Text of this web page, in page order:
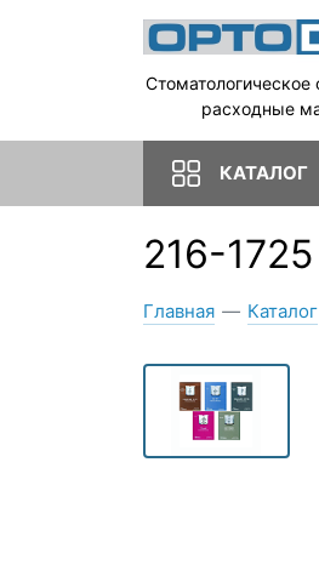
Стоматологическое
расходные
КАТАЛОГ
216-
Главная — Каталог